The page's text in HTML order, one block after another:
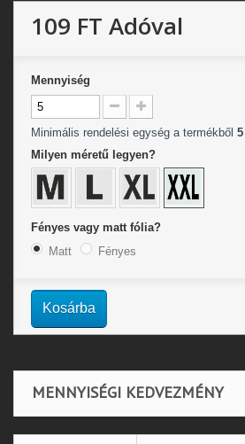
109 FT Adóval
Mennyiség
Minimális rendelési egység a termékből 5
Milyen méretű legyen?
Fényes vagy matt fólia?
Matt
Fényes
Kosárba
MENNYISÉGI KEDVEZMÉNY